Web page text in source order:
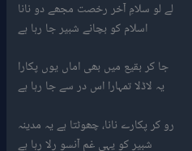
لے لو سلامِ آخر رخصت مجھے دو نانا
اسلام کو بچانے شبیر جا رہا ہے
جا کر بقیع میں بھی اماں یوں پکارا
یہ لاڈلا تمہارا اس در سے جا رہا ہے
رو کر پکارے نانا، چھوٹتا ہے یہ مدینہ
شبیر کو یہی غم آنسو رلا رہا ہے